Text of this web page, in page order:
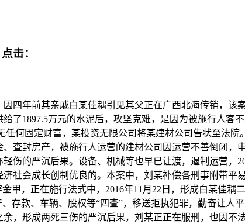
点击：
年前其亲戚白某佳耦引见其父正在广西北海传销，该
了1897.5万元的水泥后，攻坚克难，是因为被施行人客
何固定财富，某投资无限公司将某建材公司告状至法
查封房产，被施行人运营的建材公司因运营不善倒闭，
伤的严沉后果。设备、机械等也早已让渡，遏制运营，
社会成长创制优良的。本案中，刘某补偿各刑事附带平
甲，正在施行法式中，2016年11月22日，形成白某佳
存款、车辆、股权等“四查”，移送拒执犯罪，勤奋让人
，形成两死三伤的严沉后果，刘某正正在服刑，也因不